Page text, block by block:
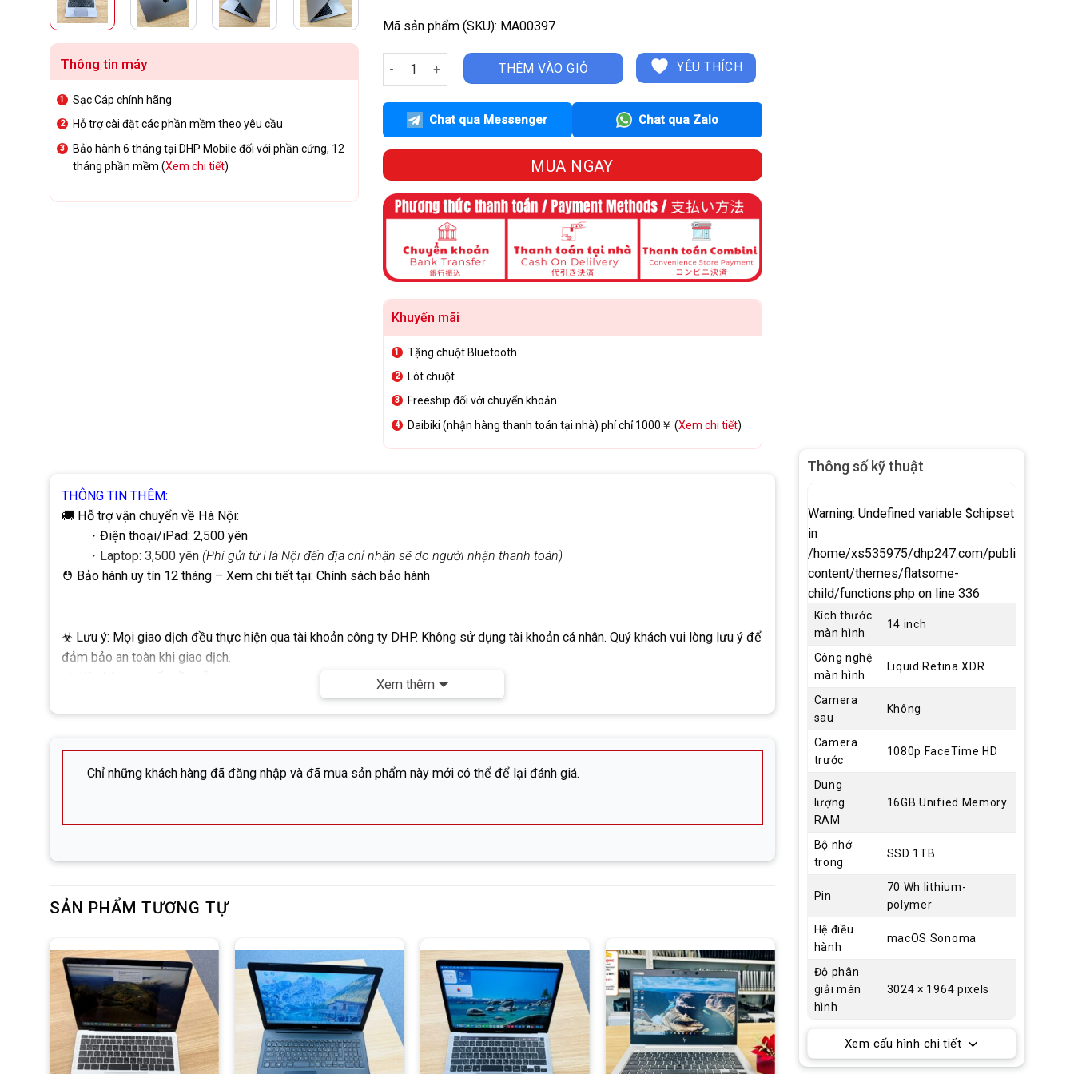
Thông tin máy
Sạc Cáp chính hãng
Hỗ trợ cài đặt các phần mềm theo yêu cầu
Bảo hành 6 tháng tại DHP Mobile đối với phần cứng, 12
tháng phần mềm (Xem chi tiết)
Mã sản phẩm (SKU): MA00397
MacBook Pro 14-inch 2021 M1 Pro | 16GB | 1Tb | 14inch số lượng
THÊM VÀO GIỎ YÊU THÍCH
Chat qua Messenger Chat qua Zalo
MUA NGAY
Khuyến mãi
Tặng chuột Bluetooth
Lót chuột
Freeship đối với chuyển khoản
Daibiki (nhận hàng thanh toán tại nhà) phí chỉ 1000￥ (Xem chi tiết)
THÔNG TIN THÊM:
🚚 Hỗ trợ vận chuyển về Hà Nội:
・Điện thoại/iPad: 2,500 yên
・Laptop: 3,500 yên (Phí gửi từ Hà Nội đến địa chỉ nhận sẽ do người nhận thanh toán)
⛑ Bảo hành uy tín 12 tháng – Xem chi tiết tại: Chính sách bảo hành
☣ Lưu ý: Mọi giao dịch đều thực hiện qua tài khoản công ty DHP. Không sử dụng tài khoản cá nhân. Quý khách vui lòng lưu ý để
đảm bảo an toàn khi giao dịch.
株式会社ＤＨＰ (Công ty cổ phần DHP)
SĐT:082-576-4715 (Mr. Đông)
Zalo:
Xem thêm
Chỉ những khách hàng đã đăng nhập và đã mua sản phẩm này mới có thể để lại đánh giá.
SẢN PHẨM TƯƠNG TỰ
Thông số kỹ thuật
Warning: Undefined variable $chipset
in
/home/xs535975/dhp247.com/public_html/
content/themes/flatsome-
child/functions.phpon line 336
Kích thước
màn hình
14 inch
Công nghệ
màn hình
Liquid Retina XDR
Camera
sau
Không
Camera
trước
1080p FaceTime HD
Dung
lượng
RAM
16GB Unified Memory
Bộ nhớ
trong
SSD 1TB
Pin
70 Wh lithium-
polymer
Hệ điều
hành
macOS Sonoma
Độ phân
giải màn
hình
3024 × 1964 pixels
Xem cấu hình chi tiết